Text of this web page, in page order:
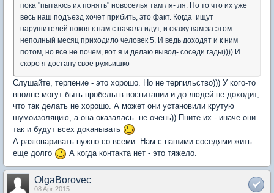
пока "пытаюсь их понять" новоселья там ля- ля. Но то что их уже
весь наш подъезд хочет прибить, это факт. Когда ищут
нарушителей покоя к нам с начала идут, и скажу вам за этом
неполный месяц приходило человек 5. И ведь доходят и к ним
потом, но все не почем, вот я и делаю вывод- соседи гады)))) И
скоро я достану свое ружьишко
Слушайте, терпение - это хорошо. Но не терпильство))) У кого-то
вполне могут быть пробелы в воспитании и до людей не доходит,
что так делать не хорошо. А может они установили крутую
шумоизоляцию, а она оказалась..не очень)) Пните их - иначе они
так и будут всех доканывать
А разговаривать нужно со всеми..Нам с нашими соседями жить
еще долго
А когда контакта нет - это тяжело.
OlgaBorovec
08 Apr 2015